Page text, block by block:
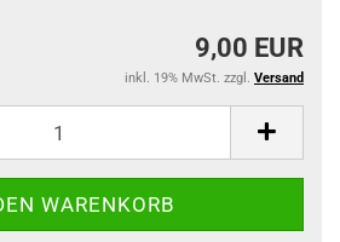
9,00 EUR
inkl. 19% MwSt. zzgl. Versand